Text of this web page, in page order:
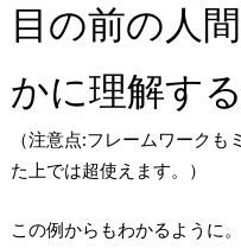
目の前の人
かに理解す
（注意点:フレームワーク
た上では超使えます。）
この例からもわかるよう